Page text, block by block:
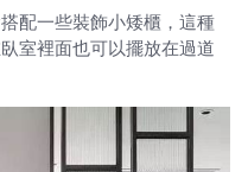
配一些裝飾小矮櫃，這種
室裡面也可以擺放在過道